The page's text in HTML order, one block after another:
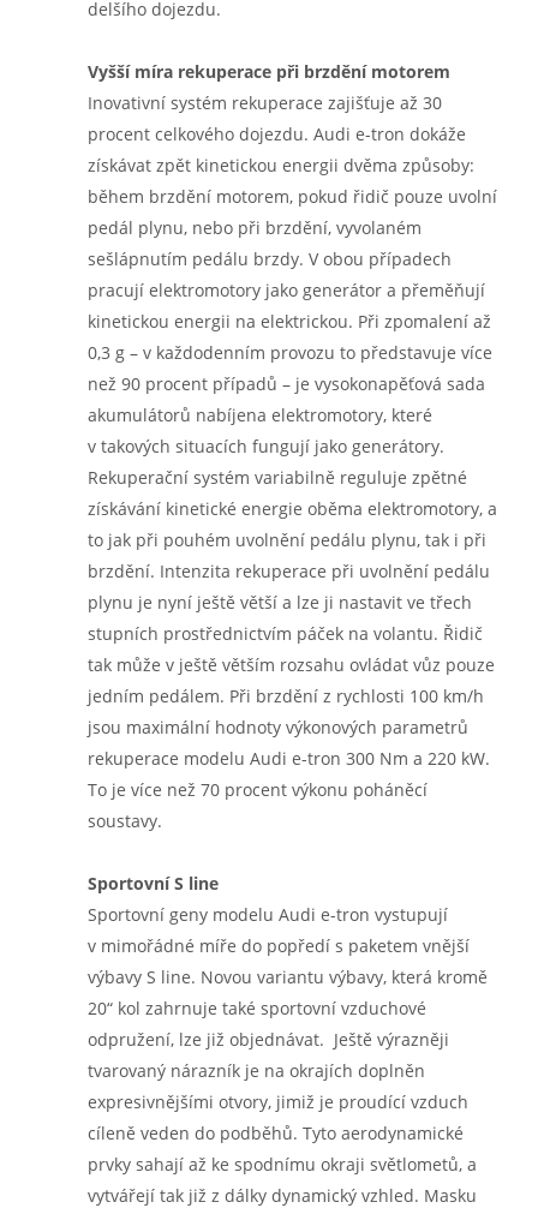
delšího dojezdu.
Vyšší míra rekuperace při brzdění motorem
Inovativní systém rekuperace zajišťuje až 30
procent celkového dojezdu. Audi e-tron dokáže
získávat zpět kinetickou energii dvěma způsoby:
během brzdění motorem, pokud řidič pouze uvolní
pedál plynu, nebo při brzdění, vyvolaném
sešlápnutím pedálu brzdy. V obou případech
pracují elektromotory jako generátor a přeměňují
kinetickou energii na elektrickou. Při zpomalení až
0,3 g – v každodenním provozu to představuje více
než 90 procent případů – je vysokonapěťová sada
akumulátorů nabíjena elektromotory, které
v takových situacích fungují jako generátory.
Rekuperační systém variabilně reguluje zpětné
získávání kinetické energie oběma elektromotory, a
to jak při pouhém uvolnění pedálu plynu, tak i při
brzdění. Intenzita rekuperace při uvolnění pedálu
plynu je nyní ještě větší a lze ji nastavit ve třech
stupních prostřednictvím páček na volantu. Řidič
tak může v ještě větším rozsahu ovládat vůz pouze
jedním pedálem. Při brzdění z rychlosti 100 km/h
jsou maximální hodnoty výkonových parametrů
rekuperace modelu Audi e-tron 300 Nm a 220 kW.
To je více než 70 procent výkonu poháněcí
soustavy.
Sportovní S line
Sportovní geny modelu Audi e-tron vystupují
v mimořádné míře do popředí s paketem vnější
výbavy S line. Novou variantu výbavy, která kromě
20“ kol zahrnuje také sportovní vzduchové
odpružení, lze již objednávat. Ještě výrazněji
tvarovaný nárazník je na okrajích doplněn
expresivnějšími otvory, jimiž je proudící vzduch
cíleně veden do podběhů. Tyto aerodynamické
prvky sahají až ke spodnímu okraji světlometů, a
vytvářejí tak již z dálky dynamický vzhled. Masku